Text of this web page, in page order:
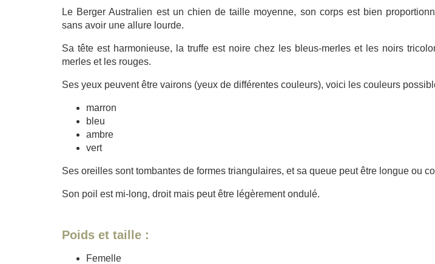
Le Berger Australien est un chien de taille moyenne, son corps est bien
sans avoir une allure lourde.
Sa tête est harmonieuse, la truffe est noire chez les bleus-merles et les noirs
merles et les rouges.
Ses yeux peuvent être vairons (yeux de différentes couleurs), voici les couleurs
marron
bleu
ambre
vert
Ses oreilles sont tombantes de formes triangulaires, et sa queue peut être longue ou
Son poil est mi-long, droit mais peut être légèrement ondulé.
Poids et taille :
Femelle